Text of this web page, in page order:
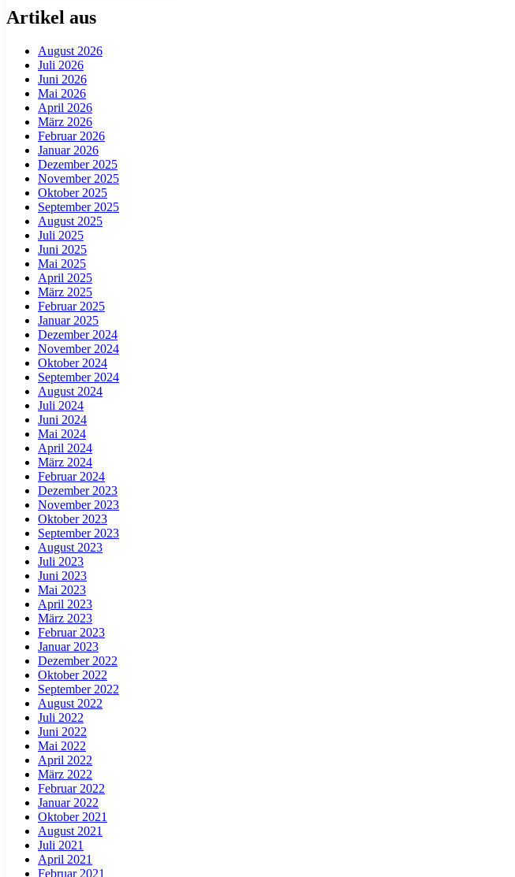
Artikel aus
August 2026
Juli 2026
Juni 2026
Mai 2026
April 2026
März 2026
Februar 2026
Januar 2026
Dezember 2025
November 2025
Oktober 2025
September 2025
August 2025
Juli 2025
Juni 2025
Mai 2025
April 2025
März 2025
Februar 2025
Januar 2025
Dezember 2024
November 2024
Oktober 2024
September 2024
August 2024
Juli 2024
Juni 2024
Mai 2024
April 2024
März 2024
Februar 2024
Dezember 2023
November 2023
Oktober 2023
September 2023
August 2023
Juli 2023
Juni 2023
Mai 2023
April 2023
März 2023
Februar 2023
Januar 2023
Dezember 2022
Oktober 2022
September 2022
August 2022
Juli 2022
Juni 2022
Mai 2022
April 2022
März 2022
Februar 2022
Januar 2022
Oktober 2021
August 2021
Juli 2021
April 2021
Februar 2021